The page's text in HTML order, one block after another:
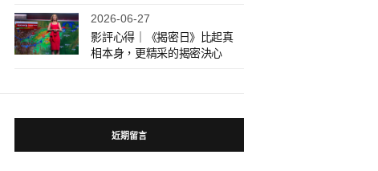
2026-06-27
影評心得｜《揭密日》比起真
相本身，更精采的揭密決心
近期留言